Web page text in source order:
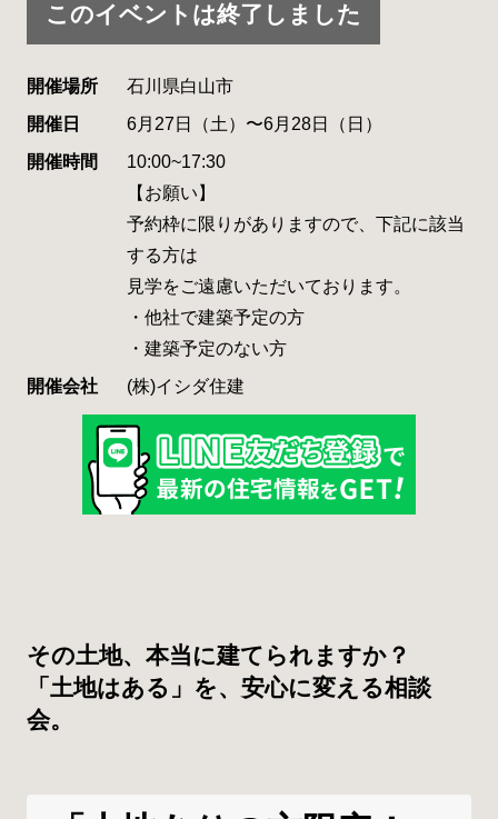
このイベントは終了しました
開催場所
石川県白山市
開催日
6月27日（土）〜6月28日（日）
開催時間
10:00~17:30
【お願い】
予約枠に限りがありますので、下記に該当
する方は
見学をご遠慮いただいております。
・他社で建築予定の方
・建築予定のない方
開催会社
(株)イシダ住建
その土地、本当に建てられますか？
「土地はある」を、安心に変える相談
会。